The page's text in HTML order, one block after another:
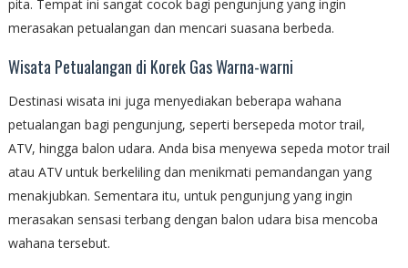
pita. Tempat ini sangat cocok bagi pengunjung yang ingin
merasakan petualangan dan mencari suasana berbeda.
Wisata Petualangan di Korek Gas Warna-warni
Destinasi wisata ini juga menyediakan beberapa wahana
petualangan bagi pengunjung, seperti bersepeda motor trail,
ATV, hingga balon udara. Anda bisa menyewa sepeda motor trail
atau ATV untuk berkeliling dan menikmati pemandangan yang
menakjubkan. Sementara itu, untuk pengunjung yang ingin
merasakan sensasi terbang dengan balon udara bisa mencoba
wahana tersebut.